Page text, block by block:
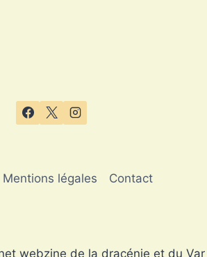
Mentions légales Contact
webzine de la dracénie et du Var